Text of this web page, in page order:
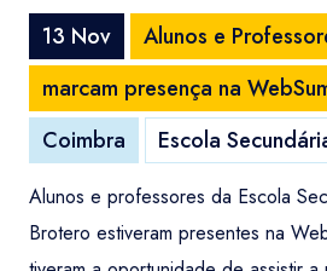
13 Nov
Alunos e
marcam presença na
Coimbra
Escola
Alunos e professores da Escola
Brotero estiveram presentes na